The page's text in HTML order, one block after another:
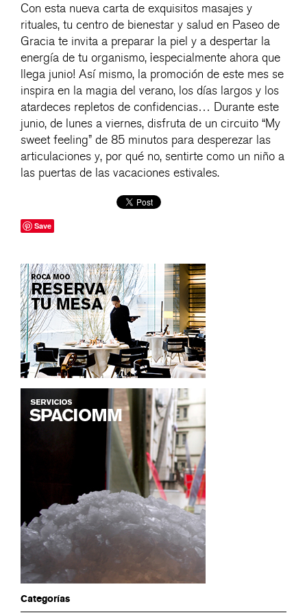
Con esta nueva carta de exquisitos masajes y
rituales, tu centro de bienestar y salud en Paseo de
Gracia te invita a preparar la piel y a despertar la
energía de tu organismo, ¡especialmente ahora que
llega junio! Así mismo, la promoción de este mes se
inspira en la magia del verano, los días largos y los
atardeces repletos de confidencias… Durante este
junio, de lunes a viernes, disfruta de un circuito “My
sweet feeling” de 85 minutos para desperezar las
articulaciones y, por qué no, sentirte como un niño a
las puertas de las vacaciones estivales.
Save
Categorías